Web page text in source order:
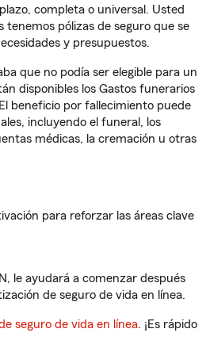
completa o universal. Usted
tenemos pólizas de seguro que se
y presupuestos.
que no podía ser elegible para un
disponibles los Gastos funerarios
beneficio por fallecimiento puede
incluyendo el funeral, los
médicas, la cremación u otras
para reforzar las áreas clave
le ayudará a comenzar después
de seguro de vida en línea.
seguro de vida en línea. ¡Es rápido